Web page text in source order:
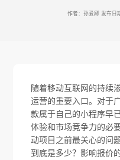
作者：孙爱卿 发布日
随着移动互联网的持续
运营的重要入口。对于
款属于自己的小程序早
体验和市场竞争力的必
动项目之前最关心的问
到底是多少？影响报价